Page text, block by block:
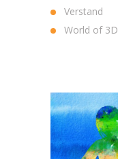
Verstand
World of 3D